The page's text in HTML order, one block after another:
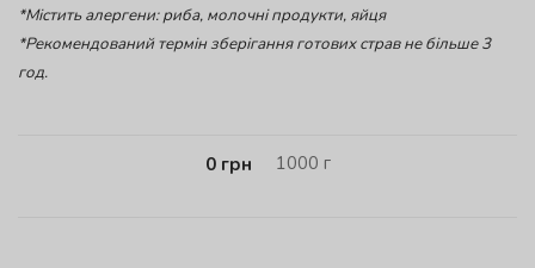
*Містить алергени: риба, молочні продукти, яйця
*Рекомендований термін зберігання готових страв не більше 3
год.
0грн 1000 г